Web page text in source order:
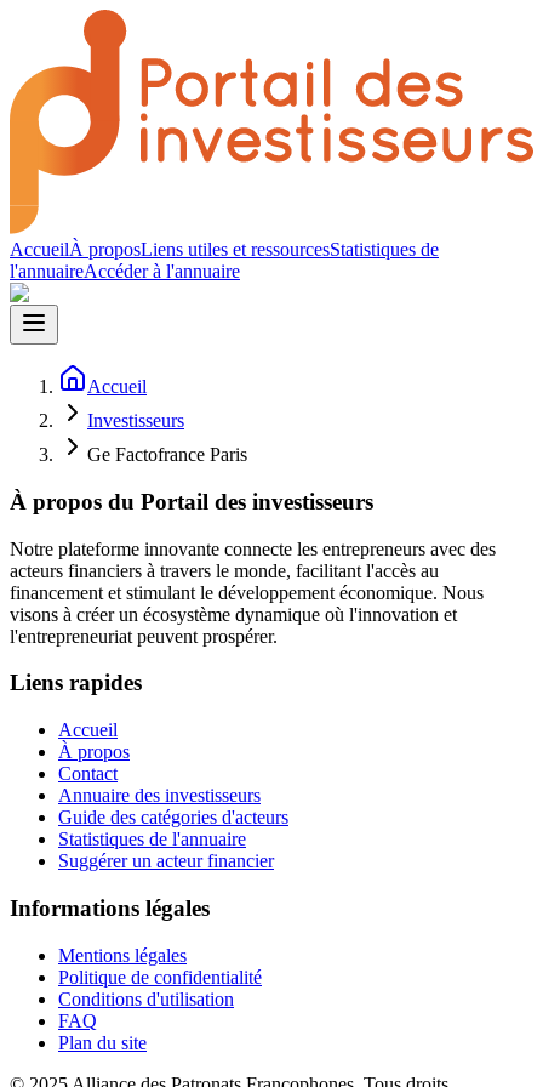
AccueilÀ proposLiens utiles et ressourcesStatistiques de
l'annuaireAccéder à l'annuaire
Accueil
Investisseurs
Ge Factofrance Paris
À propos du Portail des investisseurs
Notre plateforme innovante connecte les entrepreneurs avec des
acteurs financiers à travers le monde, facilitant l'accès au
financement et stimulant le développement économique. Nous
visons à créer un écosystème dynamique où l'innovation et
l'entrepreneuriat peuvent prospérer.
Liens rapides
Accueil
À propos
Contact
Annuaire des investisseurs
Guide des catégories d'acteurs
Statistiques de l'annuaire
Suggérer un acteur financier
Informations légales
Mentions légales
Politique de confidentialité
Conditions d'utilisation
FAQ
Plan du site